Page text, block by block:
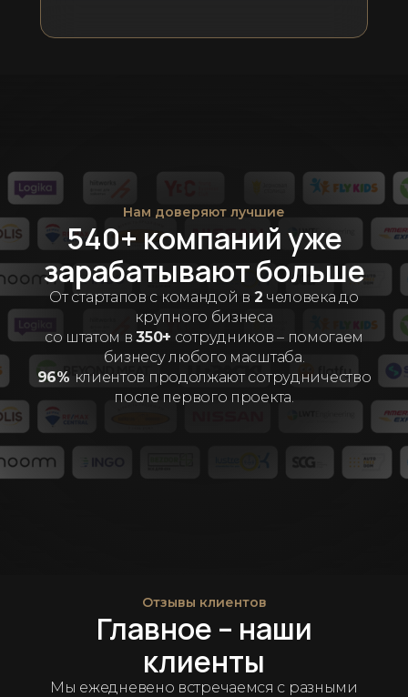
Нам доверяют лучшие
540+ компаний уже
зарабатывают больше
От стартапов с командой в 2 человека до
крупного бизнеса
со штатом в350+ сотрудников – помогаем
бизнесу любого масштаба.
96% клиентов продолжают сотрудничество
после первого проекта.
Отзывы клиентов
Главное – наши
клиенты
Мы ежедневено встречаемся с разными